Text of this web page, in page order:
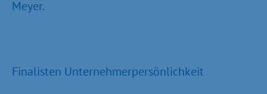
Meyer.
Finalisten Unternehmerpersönlichkeit